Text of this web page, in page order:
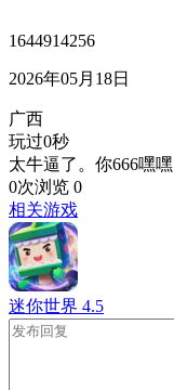
1644914256
2026年05月18日
广西
玩过0秒
太牛逼了。你666嘿嘿
0次浏览 0
相关游戏
迷你世界 4.5